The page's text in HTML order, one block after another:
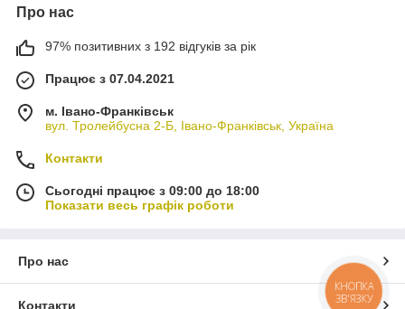
Про нас
97% позитивних з 192 відгуків за рік
Працює з 07.04.2021
м. Івано-Франківськ
вул. Тролейбусна 2-Б, Івано-Франківськ, Україна
Контакти
Сьогодні працює з 09:00 до 18:00
Показати весь графік роботи
Про нас
Контакти
КНОПКА
ЗВ'ЯЗКУ